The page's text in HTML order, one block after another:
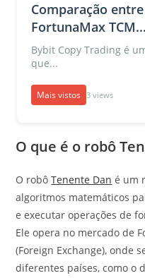
Comparação
FortunaMax TCM...
Bybit Copy Trading é
que...
Mais vistos 3 views
O que é o robô
O robôTenente Dan é um
algoritmos matemáticos
e executar operações de
Ele opera no mercado de
(Foreign Exchange), onde
diferentes países, como o